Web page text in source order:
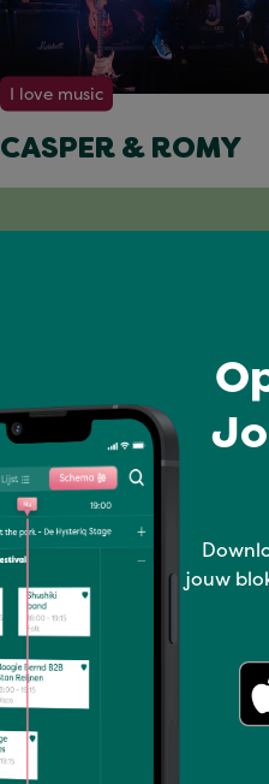
I love music
CASPER & ROMY
jouw